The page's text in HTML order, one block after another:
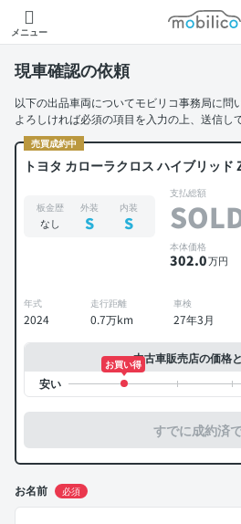
メニュー
モビリコ
現車確認の依頼
以下の出品車両についてモビリコ事務局に問
よろしければ必須の項目を入力の上、送信し
売買成約中
トヨタ カローラクロス ハイブリッド
板金歴
なし
外装
S
内装
S
支払総額
本体価格
302.0万円
年式
2024
走行距離
0.7万km
車検
27年3月
中古車販売店の価格
お買い得
すでに成約済
お名前 必須